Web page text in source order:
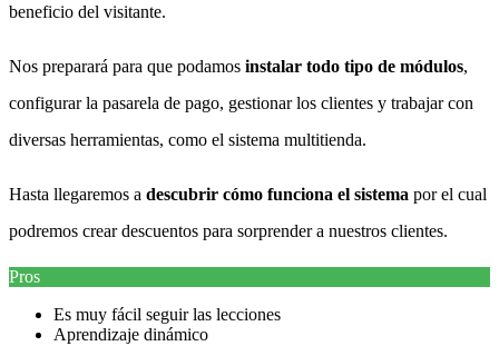
beneficio del visitante.
Nos preparará para que podamos instalar todo tipo de módulos,
configurar la pasarela de pago, gestionar los clientes y trabajar con
diversas herramientas, como el sistema multitienda.
Hasta llegaremos a descubrir cómo funciona el sistema por el cual
podremos crear descuentos para sorprender a nuestros clientes.
Pros
Es muy fácil seguir las lecciones
Aprendizaje dinámico